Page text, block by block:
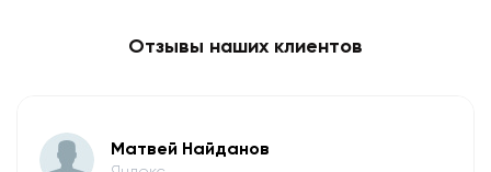
Отзывы наших клиентов
Матвей Найданов